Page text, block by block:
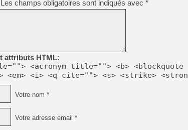
[GK] Mémoire cash -
[GK] Résultats Nintendo :
[GK] Déjà des
[Mo5] Brickboy cherche à
[GK] Minecraft et ses «
[GK] Beast of
[GK] Ubisoft : fin de partie
[GK] Mémoire cash -
[GK] Dan Houser (GTA)
[GK] Comment EA Sports
[GK] Crimson Moon : un
[GK] Isle of Reveries : le
[GK] Moonlighter 2 : The
[GK] Capcom relance
Les champs obligatoires sont indiqués avec *
attributs HTML:
<acronym title=""> <b> <blockquote
<em> <i> <q cite=""> <s> <strike>
Votre nom *
Votre adresse email *